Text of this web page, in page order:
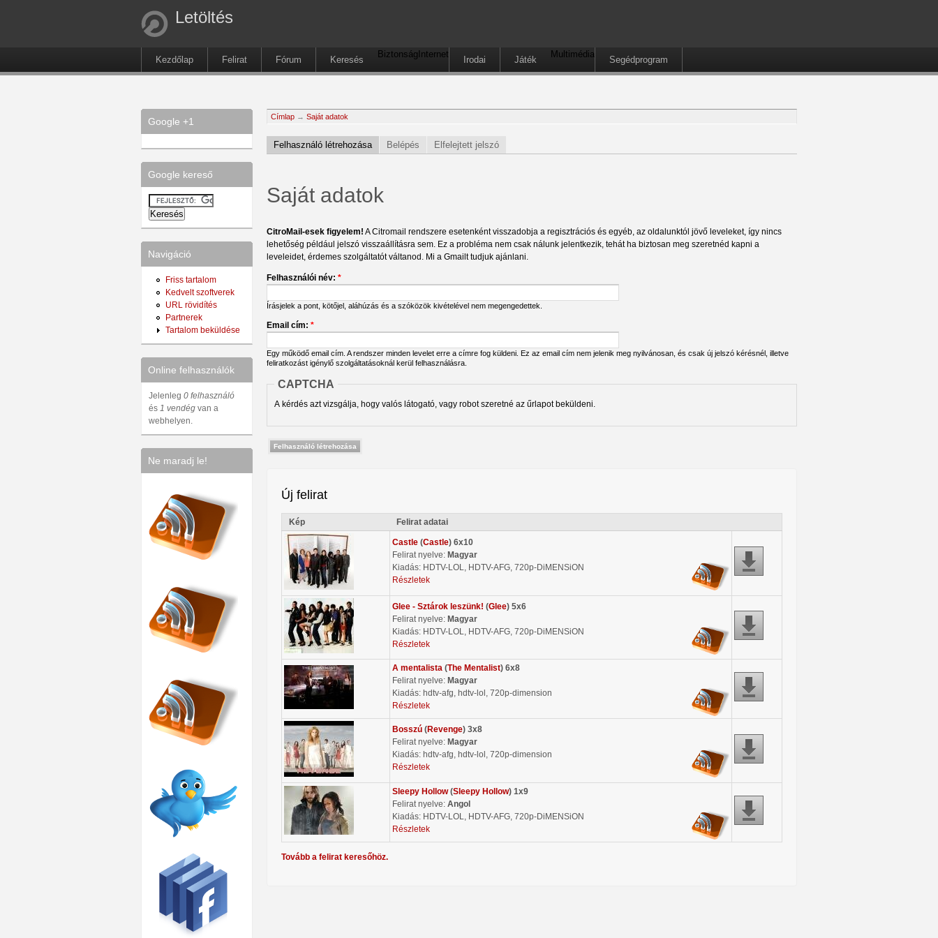
Letöltés
Kezdőlap Felirat Fórum Keresés
Biztonság Internet
Irodai Játék
Multimédia
Segédprogram
Google +1
Google kereső
Navigáció
Friss tartalom
Kedvelt szoftverek
URL rövidítés
Partnerek
Tartalom beküldése
Online felhasználók
Jelenleg 0 felhasználó
és 1 vendég van a
webhelyen.
Ne maradj le!
Címlap → Saját adatok
Felhasználó létrehozása Belépés Elfelejtett jelszó
Saját adatok
CitroMail-esek figyelem! A Citromail rendszere esetenként visszadobja a regisztrációs és egyéb, az oldalunktól jövő leveleket, így nincs
lehetőség például jelszó visszaállításra sem. Ez a probléma nem csak nálunk jelentkezik, tehát ha biztosan meg szeretnéd kapni a
leveleidet, érdemes szolgáltatót váltanod. Mi a Gmailt tudjuk ajánlani.
Felhasználói név: *
Írásjelek a pont, kötőjel, aláhúzás és a szóközök kivételével nem megengedettek.
Email cím: *
Egy működő email cím. A rendszer minden levelet erre a címre fog küldeni. Ez az email cím nem jelenik meg nyilvánosan, és csak új jelszó kérésnél, illetve
feliratkozást igénylő szolgáltatásoknál kerül felhasználásra.
CAPTCHA
A kérdés azt vizsgálja, hogy valós látogató, vagy robot szeretné az űrlapot beküldeni.
Új felirat
Kép Felirat adatai
Castle (Castle) 6x10
Felirat nyelve: Magyar
Kiadás: HDTV-LOL, HDTV-AFG, 720p-DiMENSiON
Részletek
Glee - Sztárok leszünk! (Glee) 5x6
Felirat nyelve: Magyar
Kiadás: HDTV-LOL, HDTV-AFG, 720p-DiMENSiON
Részletek
A mentalista (The Mentalist) 6x8
Felirat nyelve: Magyar
Kiadás: hdtv-afg, hdtv-lol, 720p-dimension
Részletek
Bosszú (Revenge) 3x8
Felirat nyelve: Magyar
Kiadás: hdtv-afg, hdtv-lol, 720p-dimension
Részletek
Sleepy Hollow(Sleepy Hollow) 1x9
Felirat nyelve: Angol
Kiadás: HDTV-LOL, HDTV-AFG, 720p-DiMENSiON
Részletek
Tovább a felirat keresőhöz.